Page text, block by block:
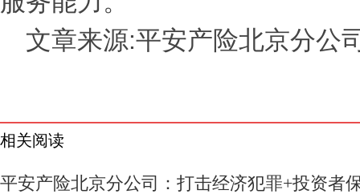
文章来源:平安产险北京分公
相关阅读
平安产险北京分公司：打击经济犯罪+投资者